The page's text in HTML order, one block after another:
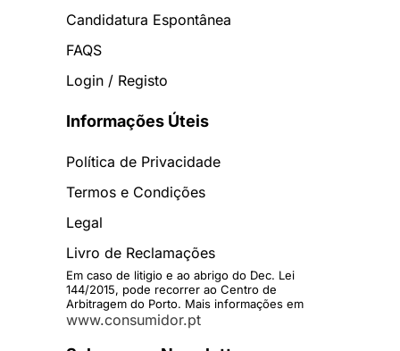
Candidatura Espontânea
FAQS
Login / Registo
Informações Úteis
Política de Privacidade
Termos e Condições
Legal
Livro de Reclamações
Em caso de litigio e ao abrigo do Dec. Lei
144/2015, pode recorrer ao Centro de
Arbitragem do Porto. Mais informações em
www.consumidor.pt